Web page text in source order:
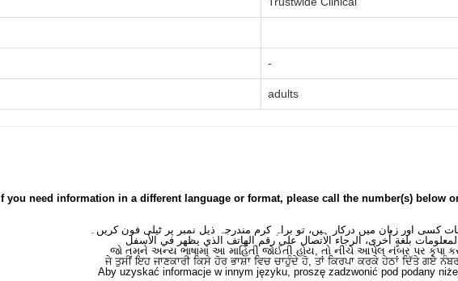
-
adults
If you need information in a different language or format, please call the number(s) below
کسی اور زبان میں درکار ہیں، تو براہِ کرم مندرجہ ذیل نمبر پر ٹیلی فون کریں۔
بلغةٍ أُخرى، الرجاء الاتصال على رقم الهاتف الذي يظهر في الأسفل
જો તમને અન્ય ભાષામાં આ માહિતી જોઈતી હોય, તો નીચે આપેલ નંબર પર કૃપા
ਜੇ ਤੁਸੀਂ ਇਹ ਜਾਣਕਾਰੀ ਕਿਸੇ ਹੋਰ ਭਾਸ਼ਾ ਵਿਚ ਚਾਹੁੰਦੇ ਹੋ, ਤਾਂ ਕਿਰਪਾ ਕਰਕੇ ਹੇਠਾਂ ਦਿੱਤੇ ਗਏ
Aby uzyskać informacje w innym języku, proszę zadzwonić pod podany